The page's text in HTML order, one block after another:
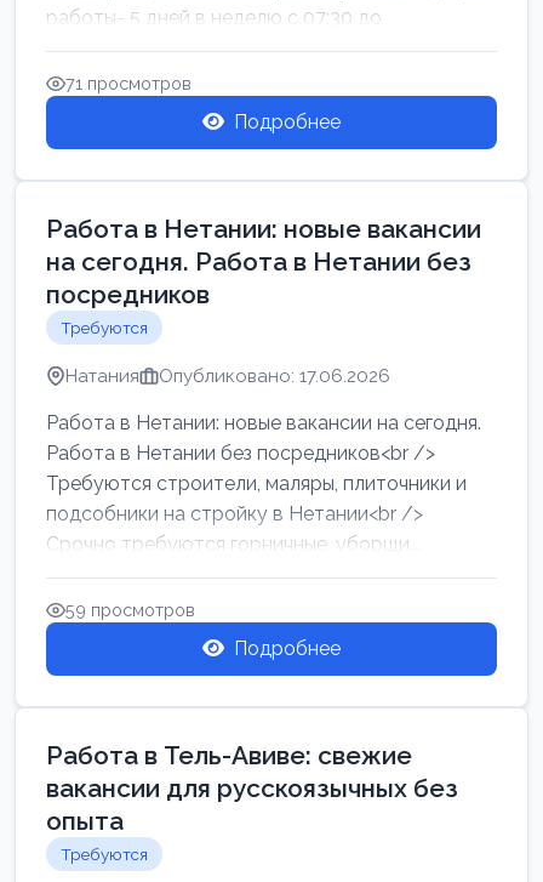
работы- 5 дней в неделю с 07:30 до
17:00.Высокая за...
71 просмотров
Подробнее
Работа в Нетании: новые вакансии
на сегодня. Работа в Нетании без
посредников
Требуются
Натания Опубликовано: 17.06.2026
Работа в Нетании: новые вакансии на сегодня.
Работа в Нетании без посредников<br />
Требуются строители, маляры, плиточники и
подсобники на стройку в Нетании<br />
Срочно требуются горничные, уборщи...
59 просмотров
Подробнее
Работа в Тель-Авиве: свежие
вакансии для русскоязычных без
опыта
Требуются